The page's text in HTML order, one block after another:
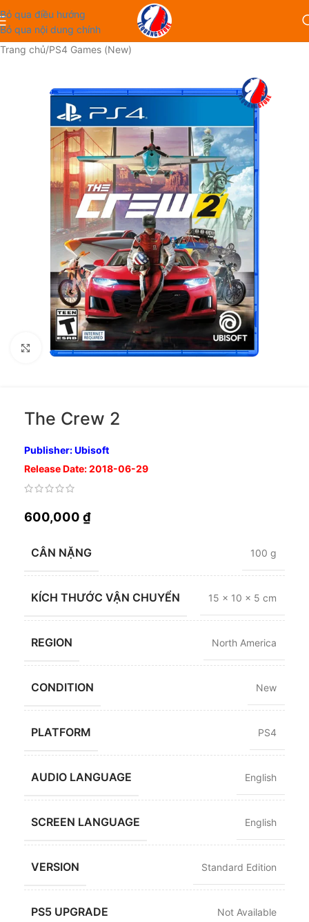
Bỏ qua điều hướng
Bỏ qua nội dung chính
Trang chủ/PS4 Games (New)
Nhấp để phóng to
The Crew 2
Publisher: Ubisoft
Release Date: 2018-06-29
600,000 ₫
CÂN NẶNG 100 g
KÍCH THƯỚC VẬN CHUYỂN 15 × 10 × 5 cm
REGION North America
CONDITION New
PLATFORM PS4
AUDIO LANGUAGE English
SCREEN LANGUAGE English
VERSION Standard Edition
PS5 UPGRADE Not Available